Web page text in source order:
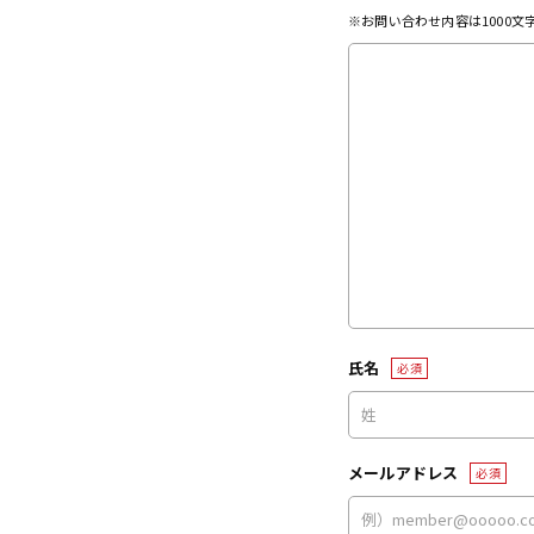
※お問い合わせ内容は1000文
氏名 必須
メールアドレス 必須